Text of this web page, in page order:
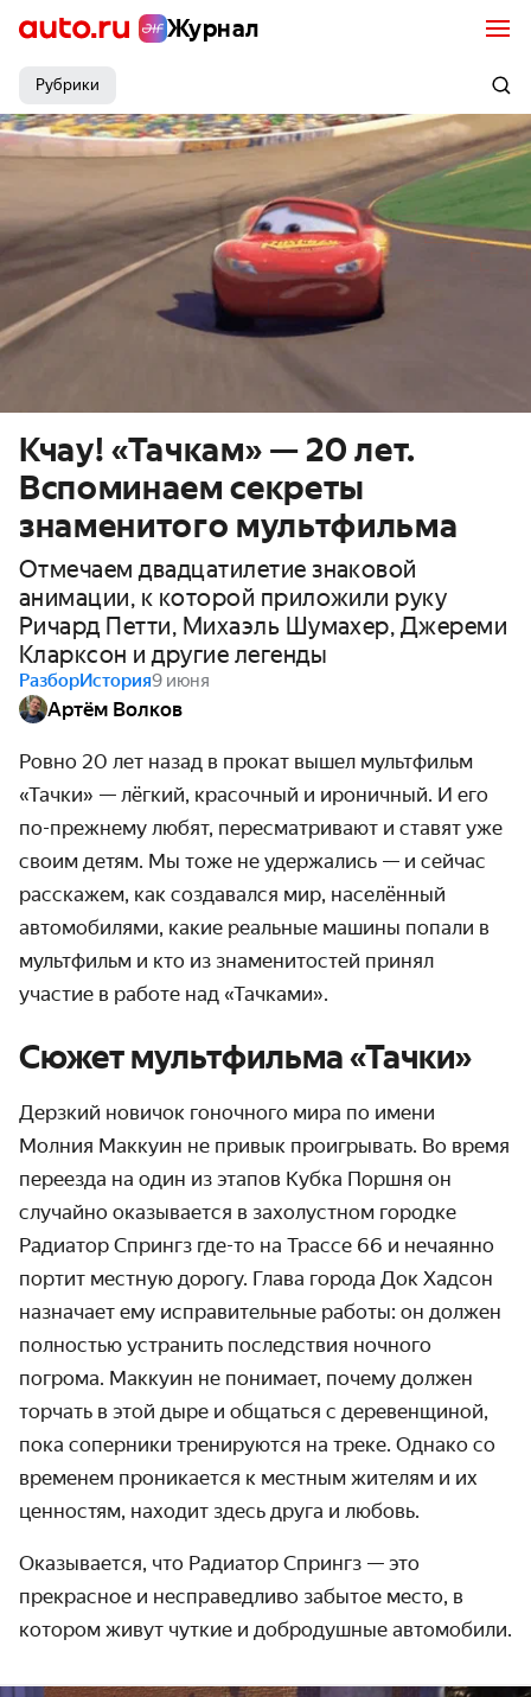
Журнал
Рубрики
Кчау! «Тачкам» — 20 лет.
Вспоминаем секреты
знаменитого мультфильма
Отмечаем двадцатилетие знаковой
анимации, к которой приложили руку
Ричард Петти, Михаэль Шумахер, Джереми
Кларксон и другие легенды
РазборИстория9 июня
Артём Волков
Ровно 20 лет назад в прокат вышел мультфильм
«Тачки» — лёгкий, красочный и ироничный. И его
по-прежнему любят, пересматривают и ставят уже
своим детям. Мы тоже не удержались — и сейчас
расскажем, как создавался мир, населённый
автомобилями, какие реальные машины попали в
мультфильм и кто из знаменитостей принял
участие в работе над «Тачками».
Сюжет мультфильма «Тачки»
Дерзкий новичок гоночного мира по имени
Молния Маккуин не привык проигрывать. Во время
переезда на один из этапов Кубка Поршня он
случайно оказывается в захолустном городке
Радиатор Спрингз где-то на Трассе 66 и нечаянно
портит местную дорогу. Глава города Док Хадсон
назначает ему исправительные работы: он должен
полностью устранить последствия ночного
погрома. Маккуин не понимает, почему должен
торчать в этой дыре и общаться с деревенщиной,
пока соперники тренируются на треке. Однако со
временем проникается к местным жителям и их
ценностям, находит здесь друга и любовь.
Оказывается, что Радиатор Спрингз — это
прекрасное и несправедливо забытое место, в
котором живут чуткие и добродушные автомобили.